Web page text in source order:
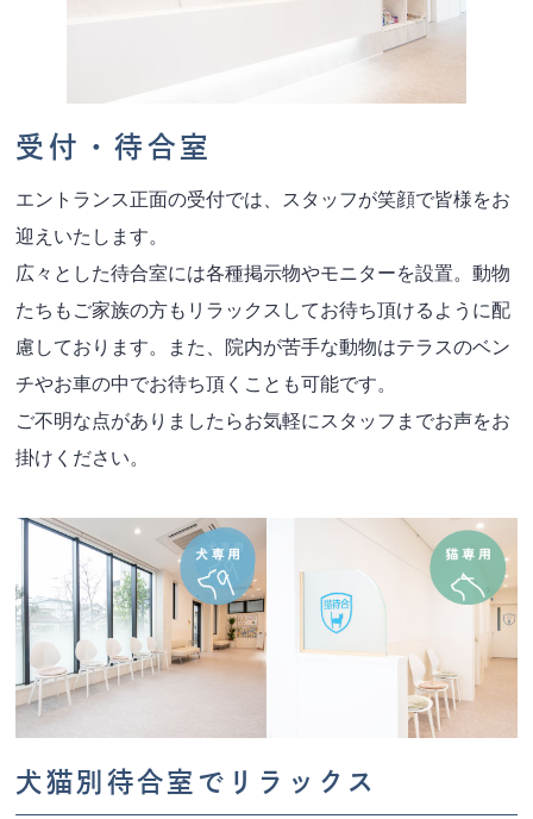
受付・待合室
エントランス正面の受付では、スタッフが笑顔で皆様をお
迎えいたします。
広々とした待合室には各種掲示物やモニターを設置。動物
たちもご家族の方もリラックスしてお待ち頂けるように配
慮しております。また、院内が苦手な動物はテラスのベン
チやお車の中でお待ち頂くことも可能です。
ご不明な点がありましたらお気軽にスタッフまでお声をお
掛けください。
犬猫別待合室でリラックス